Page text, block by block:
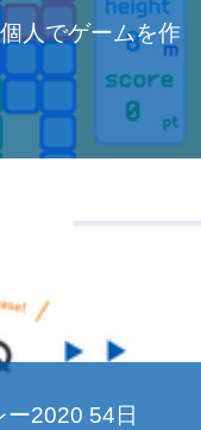
人でゲームを作
2020 54日